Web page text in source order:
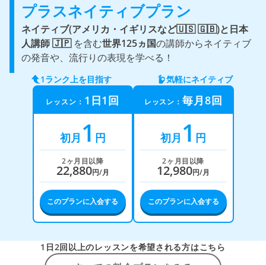
プラスネイティブプラン
ネイティブ(アメリカ・イギリスなど🇺🇸 🇬🇧)と日本
人講師 🇯🇵 を含む世界125ヵ国の講師からネイティブ
の発音や、流行りの表現を学べる！
1ランク上を目指す 気軽にネイティブ
レッスン： 1日1回
初月 1 円
2ヶ月目以降
22,880円/月
このプランに入会する
レッスン：毎月8回
初月 1 円
2ヶ月目以降
12,980円/月
このプランに入会する
1日2回以上のレッスンを希望される方はこちら